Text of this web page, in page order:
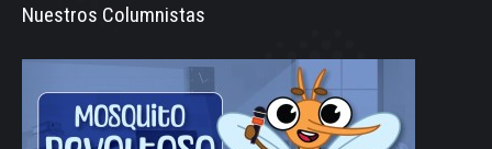
Nuestros Columnistas